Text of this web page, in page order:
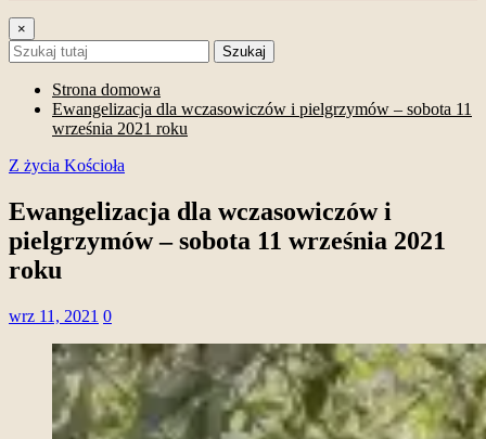
×
Szukaj
Strona domowa
Ewangelizacja dla wczasowiczów i pielgrzymów – sobota 11
września 2021 roku
Z życia Kościoła
Ewangelizacja dla wczasowiczów i
pielgrzymów – sobota 11 września 2021
roku
wrz 11, 2021 0